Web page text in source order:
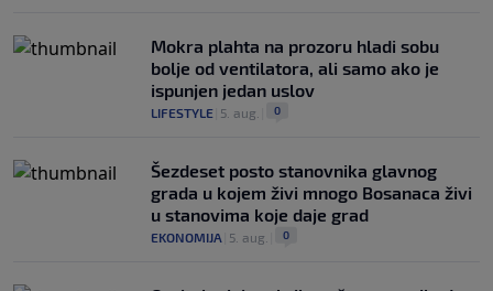
Mokra plahta na prozoru hladi sobu
bolje od ventilatora, ali samo ako je
ispunjen jedan uslov
LIFESTYLE 5. aug. 0
Šezdeset posto stanovnika glavnog
grada u kojem živi mnogo Bosanaca živi
u stanovima koje daje grad
EKONOMIJA 5. aug. 0